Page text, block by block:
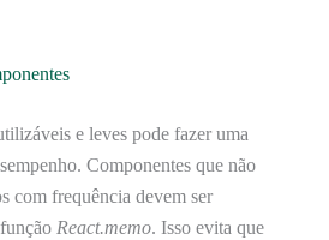
e leves pode fazer uma
Componentes que não
com frequência devem ser
React.memo. Isso evita que